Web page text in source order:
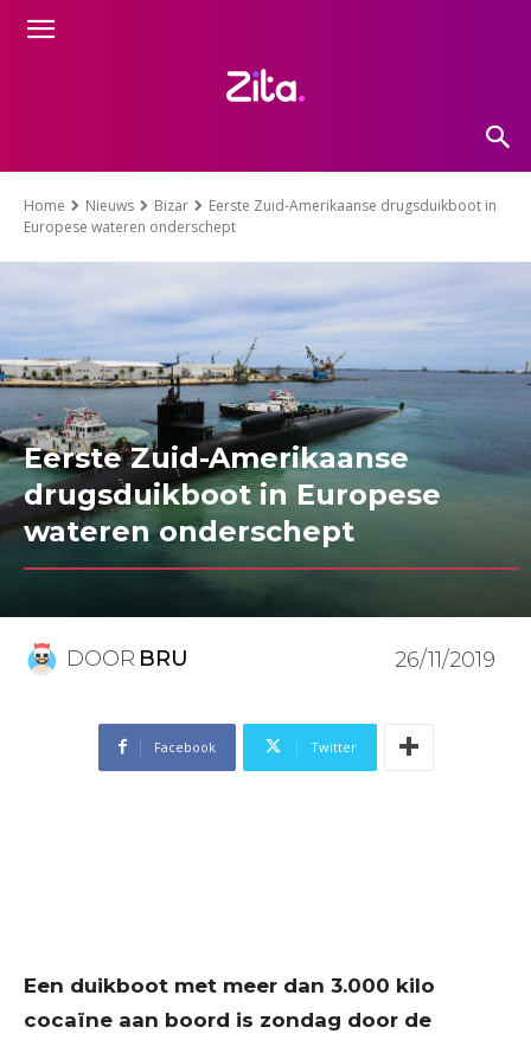
Home Nieuws Bizar
Eerste Zuid-Amerikaanse drugsduikboot in
Europese wateren onderschept
Eerste Zuid-Amerikaanse
drugsduikboot in Europese
wateren onderschept
DOOR BRU 26/11/2019
Facebook Twitter
Een duikboot met meer dan 3.000 kilo
cocaïne aan boord is zondag door de